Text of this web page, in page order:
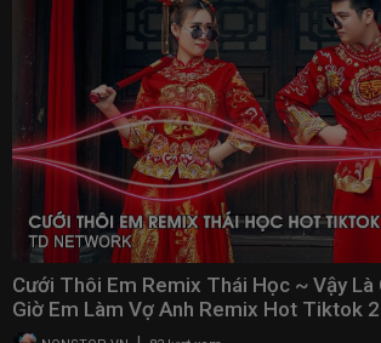
Cưới Thôi Em Remix Thái Học ~ Vậy Là
Giờ Em Làm Vợ Anh Remix Hot Tiktok